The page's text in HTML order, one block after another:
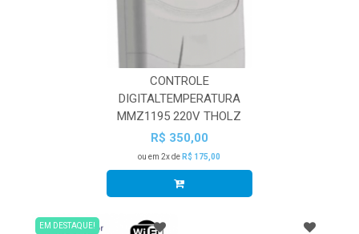
CONTROLE
DIGITALTEMPERATURA
MMZ1195 220V THOLZ
R$ 350,00
ou em 2x de R$ 175,00
EM DESTAQUE!